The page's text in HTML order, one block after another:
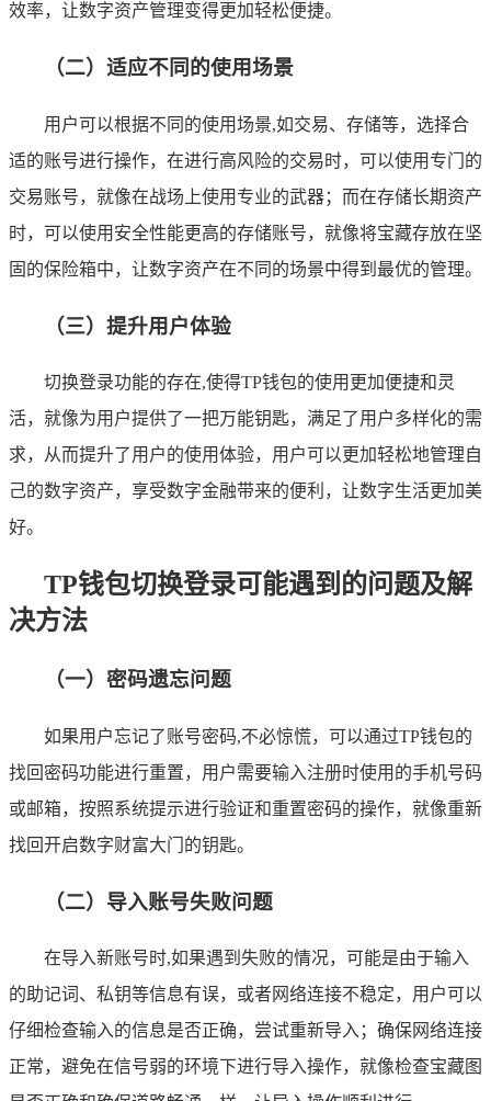
效率，让数字资产管理变得更加轻松便捷。
（二）适应不同的使用场景
用户可以根据不同的使用场景,如交易、存储等，选择合
适的账号进行操作，在进行高风险的交易时，可以使用专门的
交易账号，就像在战场上使用专业的武器；而在存储长期资产
时，可以使用安全性能更高的存储账号，就像将宝藏存放在坚
固的保险箱中，让数字资产在不同的场景中得到最优的管理。
（三）提升用户体验
切换登录功能的存在,使得TP钱包的使用更加便捷和灵
活，就像为用户提供了一把万能钥匙，满足了用户多样化的需
求，从而提升了用户的使用体验，用户可以更加轻松地管理自
己的数字资产，享受数字金融带来的便利，让数字生活更加美
好。
TP钱包切换登录可能遇到的问题及解
决方法
（一）密码遗忘问题
如果用户忘记了账号密码,不必惊慌，可以通过TP钱包的
找回密码功能进行重置，用户需要输入注册时使用的手机号码
或邮箱，按照系统提示进行验证和重置密码的操作，就像重新
找回开启数字财富大门的钥匙。
（二）导入账号失败问题
在导入新账号时,如果遇到失败的情况，可能是由于输入
的助记词、私钥等信息有误，或者网络连接不稳定，用户可以
仔细检查输入的信息是否正确，尝试重新导入；确保网络连接
正常，避免在信号弱的环境下进行导入操作，就像检查宝藏图